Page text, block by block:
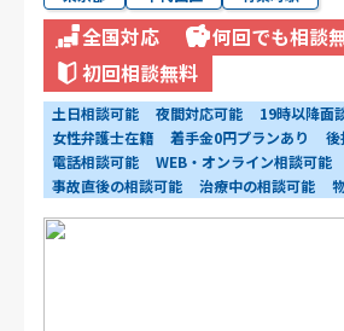
全国対応
何回でも相談
初回相談無料
土日相談可能 夜間対応可能 19時以降面
女性弁護士在籍
着手金0円プランあり
後
電話相談可能
WEB・オンライン相談可能
事故直後の相談可能
治療中の相談可能